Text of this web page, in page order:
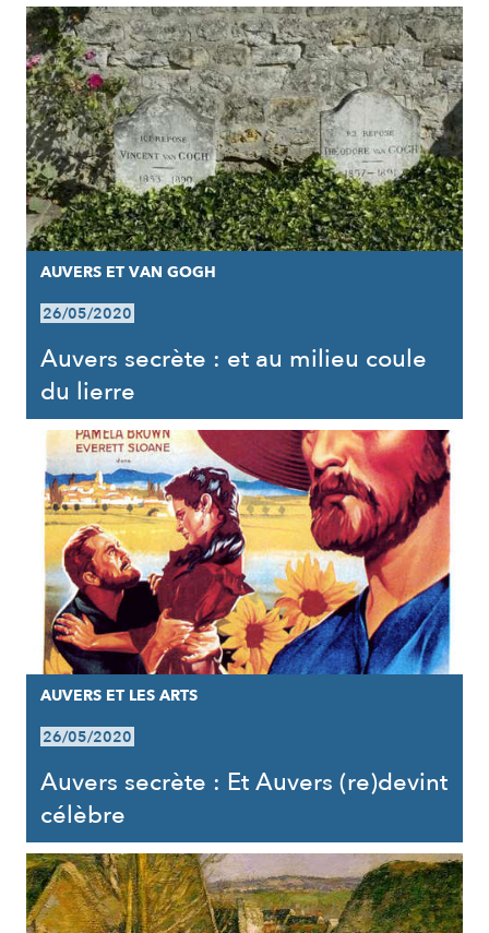
AUVERS ET VAN GOGH
26/05/2020
Auvers secrète : et au milieu coule
du lierre
AUVERS ET LES ARTS
26/05/2020
Auvers secrète : Et Auvers (re)devint
célèbre